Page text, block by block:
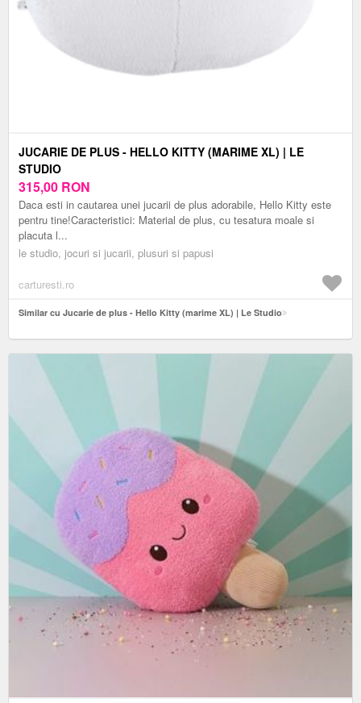
JUCARIE DE PLUS - HELLO KITTY (MARIME XL) | LE
STUDIO
315,00 RON
Daca esti in cautarea unei jucarii de plus adorabile, Hello Kitty este
pentru tine!Caracteristici: Material de plus, cu tesatura moale si
placuta l...
le studio, jocuri si jucarii, plusuri si papusi
carturesti.ro
Similar cu Jucarie de plus - Hello Kitty (marime XL) | Le Studio